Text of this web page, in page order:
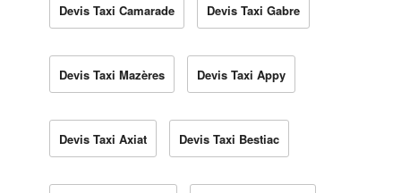
Devis Taxi Camarade Devis Taxi Gabre
Devis Taxi Mazères Devis Taxi Appy
Devis Taxi Axiat Devis Taxi Bestiac